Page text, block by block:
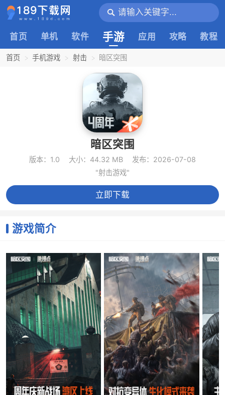
首页 单机 软件 手游 应用 攻略 教程
首页 手机游戏 射击 暗区突围
暗区突围
版本：1.0 大小：44.32 MB
发布：2026-07-08
"射击游戏"
立即下载
游戏简介